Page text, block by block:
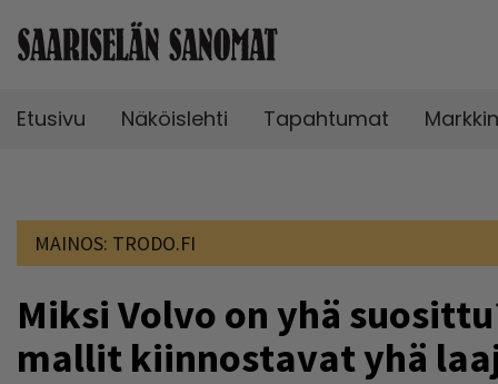
Etusivu Näköislehti Tapahtumat
MAINOS: TRODO.FI
Miksi Volvo on yhä
mallit kiinnostavat yhä